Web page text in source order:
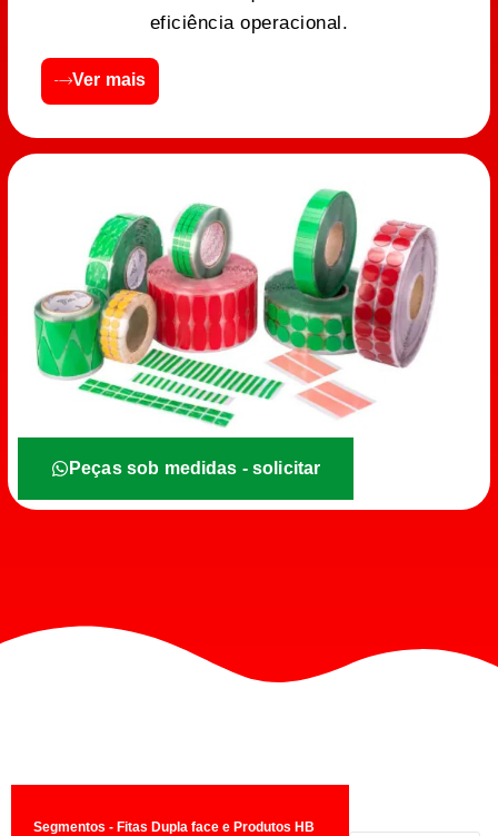
eficiência operacional.
Ver mais
Peças sob medidas - solicitar
Segmentos - Fitas Dupla face e Produtos HB